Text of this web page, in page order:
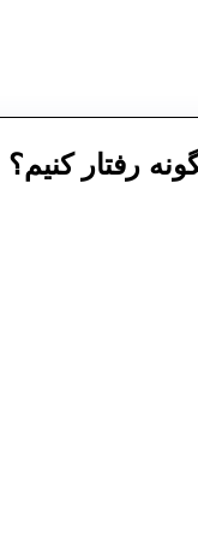
رفتار کنیم؟